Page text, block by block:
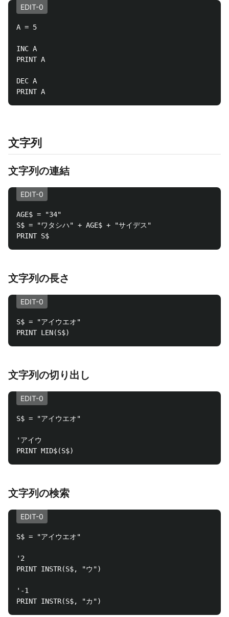
EDIT-0
A = 5
INC A
PRINT A
DEC A
文字列
文字列の連結
EDIT-0
AGE$ = "34"
S$ = "ワタシハ" + AGE$ + "サイデス"
文字列の長さ
EDIT-0
S$ = "アイウエオ"
文字列の切り出し
EDIT-0
S$ = "アイウエオ"
'アイウ
文字列の検索
EDIT-0
S$ = "アイウエオ"
'2
PRINT INSTR(S$, "ウ")
'-1